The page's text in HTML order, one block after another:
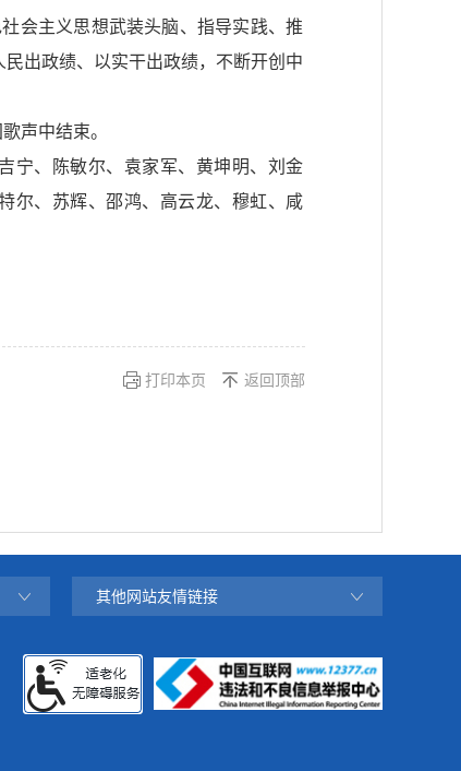
会主义思想武装头脑、指导实践、推
民出政绩、以实干出政绩，不断开创中
声中结束。
宁、陈敏尔、袁家军、黄坤明、刘金
尔、苏辉、邵鸿、高云龙、穆虹、咸
打印本页 返回顶部
其他网站友情链接